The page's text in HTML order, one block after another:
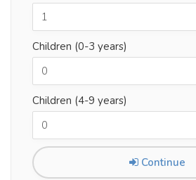
Children (0-3 years)
Children (4-9 years)
Continue